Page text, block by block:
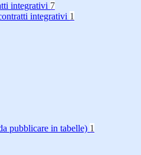
integrativi 7
integrativi 1
pubblicare in tabelle) 1